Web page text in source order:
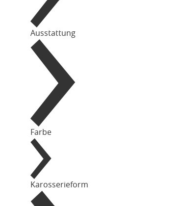
Ausstattung
Farbe
Karosserieform